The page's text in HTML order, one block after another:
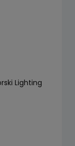
Lighting